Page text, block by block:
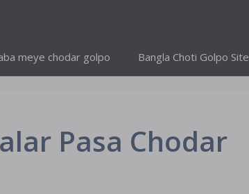
meye chodar golpo Bangla Choti Golpo Site
Pasa Chodar